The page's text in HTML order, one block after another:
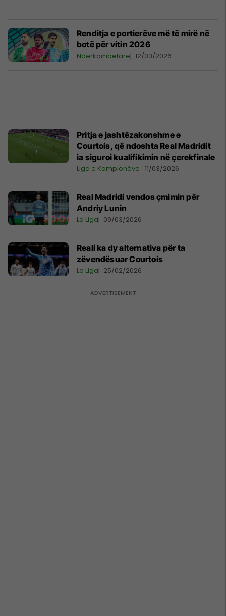
Renditja e portierëve më të mirë në
botë për vitin 2026
Ndërkombëtare 12/03/2026
Pritja e jashtëzakonshme e
Courtois, që ndoshta Real Madridit
ia siguroi kualifikimin në çerekfinale
Liga e Kampionëve 11/03/2026
Real Madridi vendos çmimin për
Andriy Lunin
La Liga 09/03/2026
Reali ka dy alternativa për ta
zëvendësuar Courtois
La Liga 25/02/2026